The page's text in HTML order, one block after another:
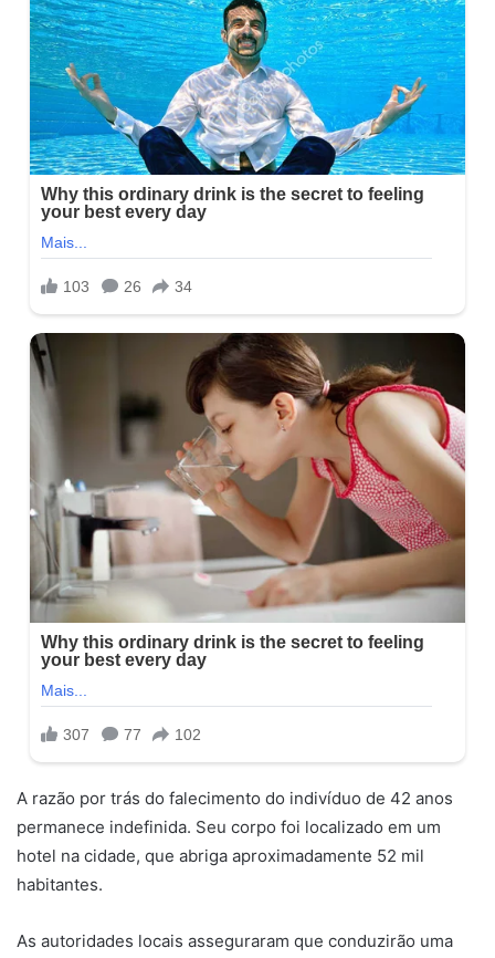
A razão por trás do falecimento do indivíduo de 42 anos
permanece indefinida. Seu corpo foi localizado em um
hotel na cidade, que abriga aproximadamente 52 mil
habitantes.
As autoridades locais asseguraram que conduzirão uma